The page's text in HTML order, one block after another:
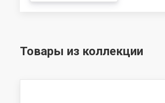
Товары из коллекции